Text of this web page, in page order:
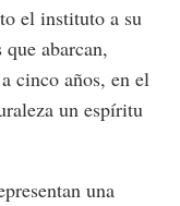
el instituto a su
abarcan,
cinco años, en el
un espíritu
una